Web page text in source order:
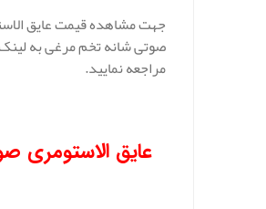
جهت مشاهده قیمت عایق
صوتی شانه تخم مرغی به
مراجعه نمایید.
عایق الاستومری